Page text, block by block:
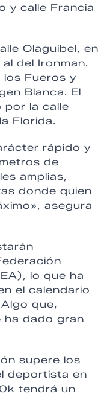
y calle Francia
Olaguibel, en
del Ironman.
los Fueros y
Blanca. El
por la calle
Florida.
rápido y
de
amplias,
donde quien
asegura
lo que ha
el calendario
que,
ha dado gran
supere los
deportista en
tendrá un